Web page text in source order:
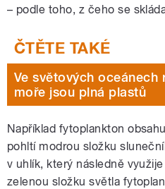
– podle toho, z čeho se
Ve světových oceánech
moře jsou plná plastů
Například fytoplankton
pohltí modrou složku
v uhlík, který následně
zelenou složku světla